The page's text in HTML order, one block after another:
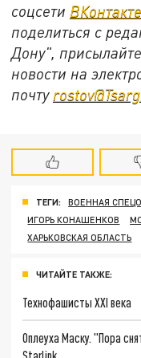
соцсети ВКонтакте
поделиться с
Дону",
новости на
почту
ТЕГИ: ВОЕННАЯ
ИГОРЬ КОНАШЕНКОВ
ХАРЬКОВСКАЯ ОБЛАСТЬ
ЧИТАЙТЕ ТАКЖЕ:
Технофашисты XXI века
Оплеуха Маску. "Пора
Starlink